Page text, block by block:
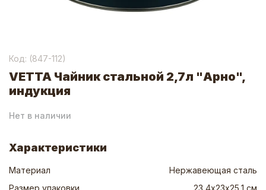
Код: (847-112)
VETTA Чайник стальной 2,7л "Арно",
индукция
Нет в наличии
Характеристики
Материал
Нержавеющая сталь
Размер упаковки
23,4х23х25,1 см